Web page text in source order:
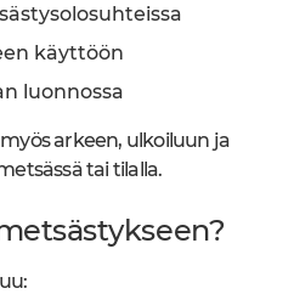
käyttöön
luonnossa
arkeen, ulkoiluun ja
tai tilalla.